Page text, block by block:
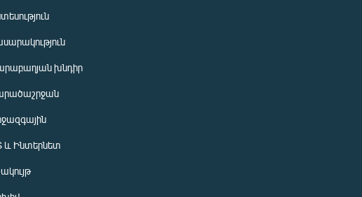
խնդիր
և Ինտերնետ